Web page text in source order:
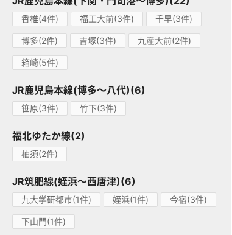
香椎(4件) 福工大前(3件) 千早(3件)
博多(2件) 吉塚(3件) 九産大前(2件)
箱崎(5件)
JR鹿児島本線(博多～八代)(6)
笹原(3件) 竹下(3件)
福北ゆたか線(2)
柚須(2件)
JR筑肥線(姪浜～西唐津)(6)
九大学研都市(1件) 姪浜(1件) 今宿(3件)
下山門(1件)